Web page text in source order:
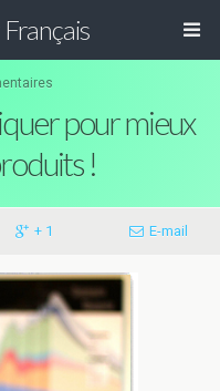
pour mieux
!
+ 1 E-mail